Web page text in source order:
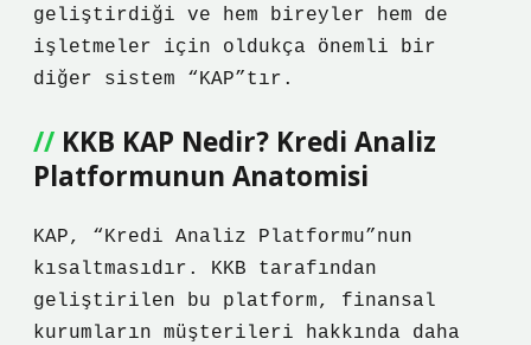
geliştirdiği ve hem bireyler hem de
işletmeler için oldukça önemli bir
diğer sistem “KAP”tır.
KKB KAP Nedir? Kredi Analiz
Platformunun Anatomisi
KAP, “Kredi Analiz Platformu”nun
kısaltmasıdır. KKB tarafından
geliştirilen bu platform, finansal
kurumların müşterileri hakkında daha